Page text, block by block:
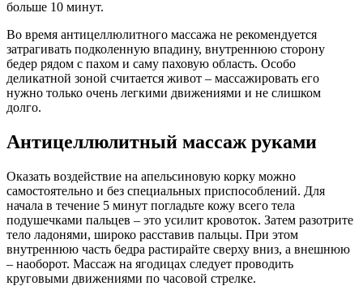
больше 10 минут.
Во время антицеллюлитного массажа не рекомендуется
затрагивать подколенную впадину, внутреннюю сторону
бедер рядом с пахом и саму паховую область. Особо
деликатной зоной считается живот – массажировать его
нужно только очень легкими движениями и не слишком
долго.
Антицеллюлитный массаж руками
Оказать воздействие на апельсиновую корку можно
самостоятельно и без специальных приспособлений. Для
начала в течение 5 минут погладьте кожу всего тела
подушечками пальцев – это усилит кровоток. Затем разотрите
тело ладонями, широко расставив пальцы. При этом
внутреннюю часть бедра растирайте сверху вниз, а внешнюю
– наоборот. Массаж на ягодицах следует проводить
круговыми движениями по часовой стрелке.